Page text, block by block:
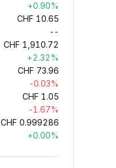
+0.90%
CHF 10.65
--
CHF 1,910.72
+2.32%
CHF 73.96
-0.03%
CHF 1.05
-1.67%
CHF 0.999286
+0.00%